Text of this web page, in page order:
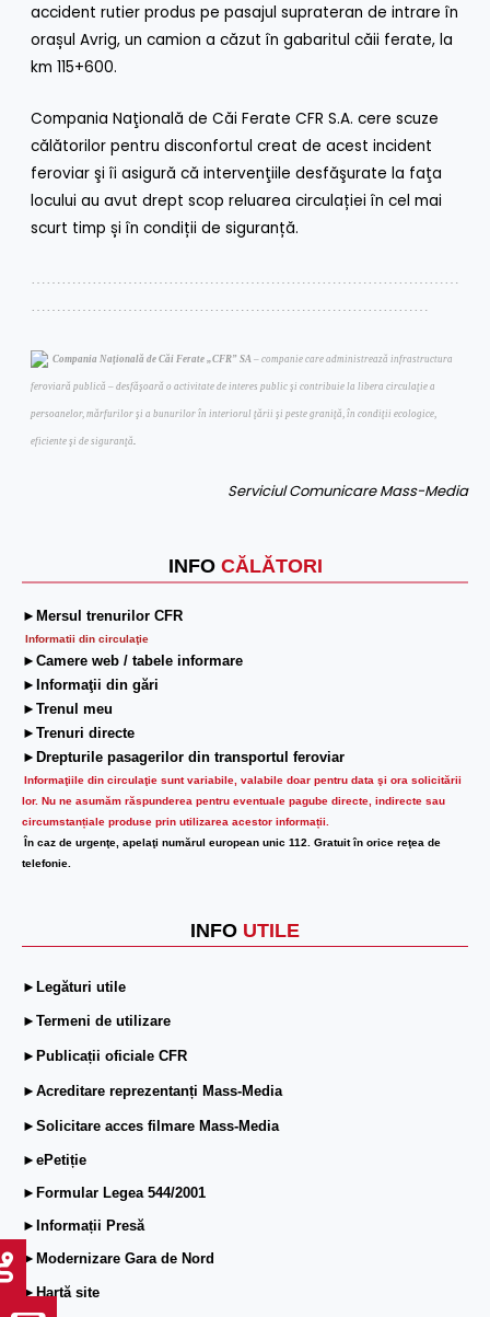
INFO CĂLĂTORI
►Mersul trenurilor CFR
Informatii din circulaţie
►Camere web / tabele informare
►Informaţii din gări
►Trenul meu
►Trenuri directe
►Drepturile pasagerilor din transportul feroviar
Informaţiile din circulaţie sunt variabile, valabile doar pentru data şi ora solicitării
lor. Nu ne asumăm răspunderea pentru eventuale pagube directe, indirecte sau
circumstanțiale produse prin utilizarea acestor informații.
În caz de urgenţe, apelaţi numărul european unic 112. Gratuit în orice reţea de
telefonie.
INFO UTILE
►Legături utile
►Termeni de utilizare
►Publicații oficiale CFR
►Acreditare reprezentanți Mass-Media
►Solicitare acces filmare Mass-Media
►ePetiție
►Formular Legea 544/2001
►Informații Presă
►Modernizare Gara de Nord
►Hartă site
accident rutier produs pe pasajul suprateran de intrare în
orașul Avrig, un camion a căzut în gabaritul căii ferate, la
km 115+600.
Compania Naţională de Căi Ferate CFR S.A. cere scuze
călătorilor pentru disconfortul creat de acest incident
feroviar şi îi asigură că intervenţiile desfăşurate la faţa
locului au avut drept scop reluarea circulației în cel mai
scurt timp și în condiții de siguranță.
…………………………………………………………………………
……………………………………………………………………
Compania Naţională de Căi Ferate „CFR” SA – companie care administrează infrastructura
feroviară publică – desfăşoară o activitate de interes public şi contribuie la libera circulaţie a
persoanelor, mărfurilor şi a bunurilor în interiorul ţării şi peste graniţă, în condiţii ecologice,
eficiente şi de siguranţă.
Serviciul Comunicare Mass-Media